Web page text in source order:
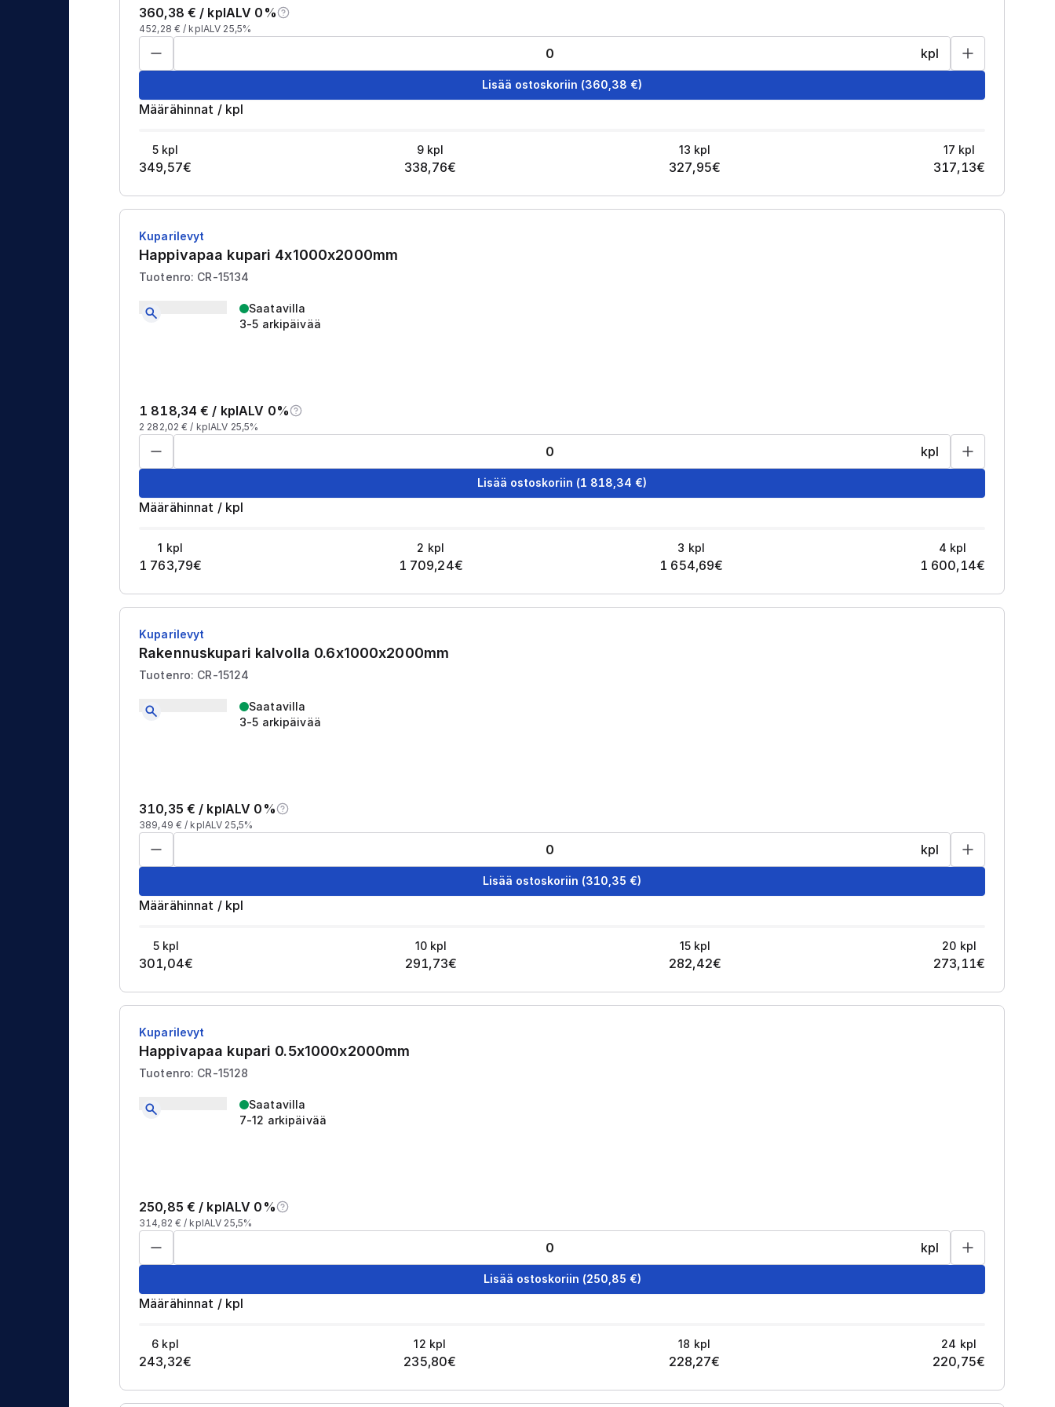
360,38 € / kplALV 0%
452,28 € / kplALV 25,5%
kpl
Lisää ostoskoriin (360,38 €)
Määrähinnat / kpl
5 kpl
349,57€
9 kpl
338,76€
13 kpl
327,95€
17 kpl
317,13€
Kuparilevyt
Happivapaa kupari 4x1000x2000mm
Tuotenro: CR-15134
Saatavilla
3-5 arkipäivää
1 818,34 € / kplALV 0%
2 282,02 € / kplALV 25,5%
kpl
Lisää ostoskoriin (1 818,34 €)
Määrähinnat / kpl
1 kpl
1 763,79€
2 kpl
1 709,24€
3 kpl
1 654,69€
4 kpl
1 600,14€
Kuparilevyt
Rakennuskupari kalvolla 0.6x1000x2000mm
Tuotenro: CR-15124
Saatavilla
3-5 arkipäivää
310,35 € / kplALV 0%
389,49 € / kplALV 25,5%
kpl
Lisää ostoskoriin (310,35 €)
Määrähinnat / kpl
5 kpl
301,04€
10 kpl
291,73€
15 kpl
282,42€
20 kpl
273,11€
Kuparilevyt
Happivapaa kupari 0.5x1000x2000mm
Tuotenro: CR-15128
Saatavilla
7-12 arkipäivää
250,85 € / kplALV 0%
314,82 € / kplALV 25,5%
kpl
Lisää ostoskoriin (250,85 €)
Määrähinnat / kpl
6 kpl
243,32€
12 kpl
235,80€
18 kpl
228,27€
24 kpl
220,75€